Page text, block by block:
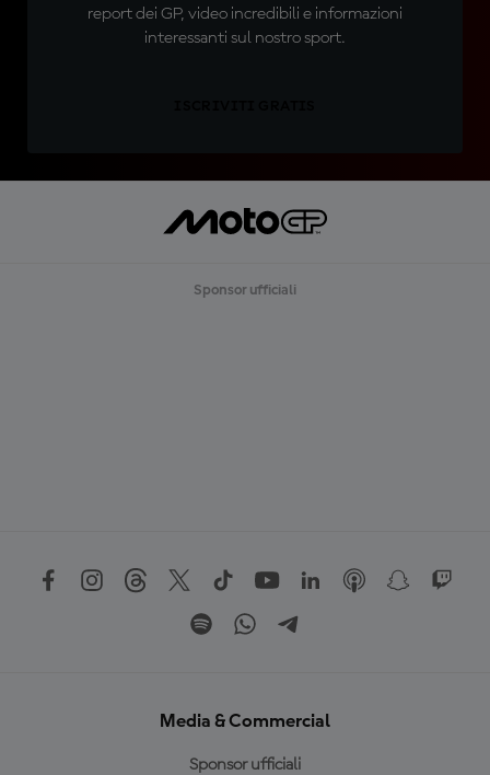
report dei GP, video incredibili e informazioni
interessanti sul nostro sport.
Sponsor ufficiali
Media & Commercial
Sponsor ufficiali